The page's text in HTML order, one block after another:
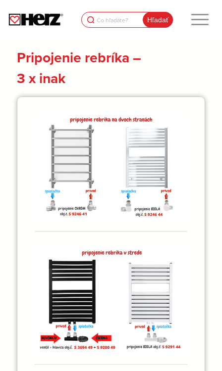
Search
for:
Pripojenie rebríka –
3 x inak